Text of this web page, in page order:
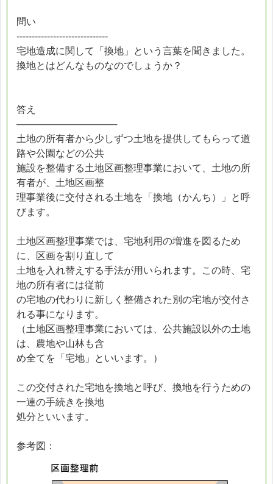
問い
------------------------------
宅地造成に関して「換地」という言葉を聞きました。
換地とはどんなものなのでしょうか？
答え
───────────────
土地の所有者から少しずつ土地を提供してもらって道
路や公園などの公共
施設を整備する土地区画整理事業において、土地の所
有者が、土地区画整
理事業後に交付される土地を「換地（かんち）」と呼
びます。
土地区画整理事業では、宅地利用の増進を図るため
に、区画を割り直して
土地を入れ替えする手法が用いられます。この時、宅
地の所有者には従前
の宅地の代わりに新しく整備された別の宅地が交付さ
れる事になります。
（土地区画整理事業においては、公共施設以外の土地
は、農地や山林も含
め全てを「宅地」といいます。）
この交付された宅地を換地と呼び、換地を行うための
一連の手続きを換地
処分といいます。
参考図：